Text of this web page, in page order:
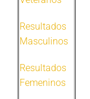
Resultados
Masculinos
Resultados
Femeninos